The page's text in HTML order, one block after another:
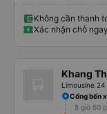
Không cần thanh
Xác nhận chỗ
Khang
Limousine
Cổng bến
8 giờ 50